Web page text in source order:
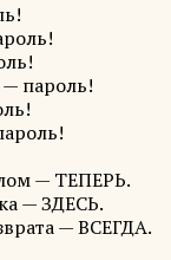
пароль!
— ТЕПЕРЬ.
— ЗДЕСЬ.
— ВСЕГДА.